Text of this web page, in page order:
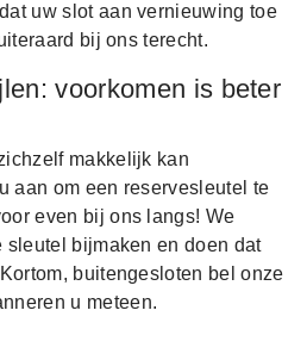
uw slot aan vernieuwing toe
bij ons terecht.
voorkomen is beter
makkelijk kan
aan om een reservesleutel te
even bij ons langs! We
sleutel bijmaken en doen dat
buitengesloten bel onze
u meteen.